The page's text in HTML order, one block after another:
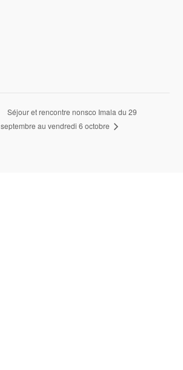
Séjour et rencontre nonsco Imala du 29
septembre au vendredi 6 octobre